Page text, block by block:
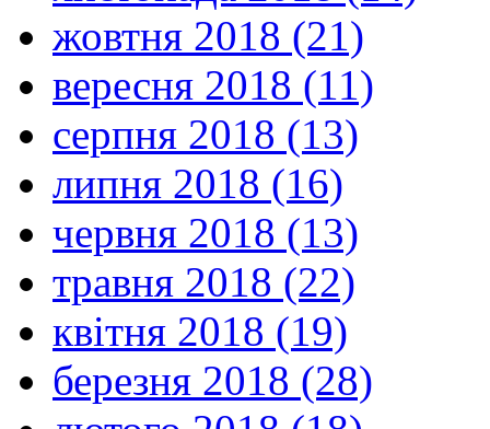
жовтня 2018 (21)
вересня 2018 (11)
серпня 2018 (13)
липня 2018 (16)
червня 2018 (13)
травня 2018 (22)
квітня 2018 (19)
березня 2018 (28)